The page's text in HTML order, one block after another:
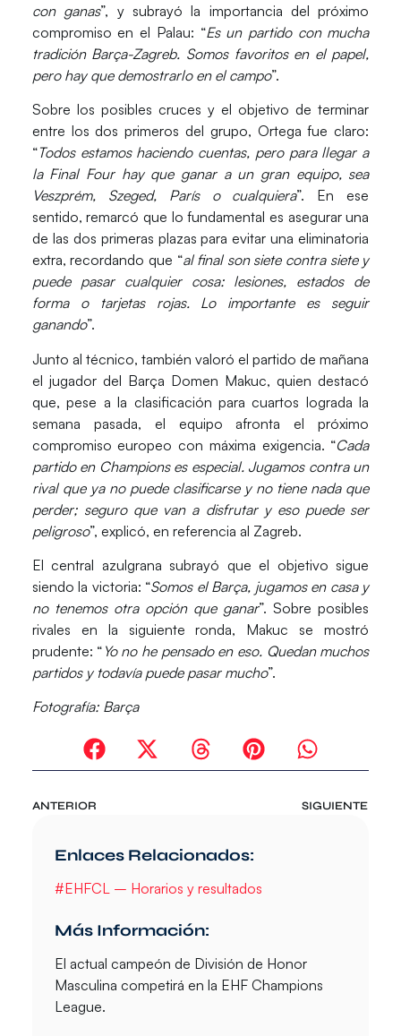
con ganas”, y subrayó la importancia del próximo
compromiso en el Palau: “Es un partido con mucha
tradición Barça-Zagreb. Somos favoritos en el papel,
pero hay que demostrarlo en el campo”.
Sobre los posibles cruces y el objetivo de terminar
entre los dos primeros del grupo, Ortega fue claro:
“Todos estamos haciendo cuentas, pero para llegar a
la Final Four hay que ganar a un gran equipo, sea
Veszprém, Szeged, París o cualquiera”. En ese
sentido, remarcó que lo fundamental es asegurar una
de las dos primeras plazas para evitar una eliminatoria
extra, recordando que “al final son siete contra siete y
puede pasar cualquier cosa: lesiones, estados de
forma o tarjetas rojas. Lo importante es seguir
ganando”.
Junto al técnico, también valoró el partido de mañana
el jugador del Barça Domen Makuc, quien destacó
que, pese a la clasificación para cuartos lograda la
semana pasada, el equipo afronta el próximo
compromiso europeo con máxima exigencia. “Cada
partido en Champions es especial. Jugamos contra un
rival que ya no puede clasificarse y no tiene nada que
perder; seguro que van a disfrutar y eso puede ser
peligroso”, explicó, en referencia al Zagreb.
El central azulgrana subrayó que el objetivo sigue
siendo la victoria: “Somos el Barça, jugamos en casa y
no tenemos otra opción que ganar”. Sobre posibles
rivales en la siguiente ronda, Makuc se mostró
prudente: “ Yo no he pensado en eso. Quedan muchos
partidos y todavía puede pasar mucho”.
Fotografía: Barça
ANTERIOR SIGUIENTE
Enlaces Relacionados:
#EHFCL – Horarios y resultados
Más Información:
El actual campeón de División de Honor
Masculina competirá en la EHF Champions
League.